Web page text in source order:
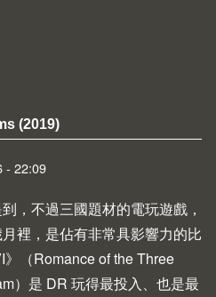
(2019)
- 22:09
，不過三國題材的電玩遊戲，
裡，是佔有非常具影響力的比
（Romance of the Three
）是 DR 玩得最投入、也是最